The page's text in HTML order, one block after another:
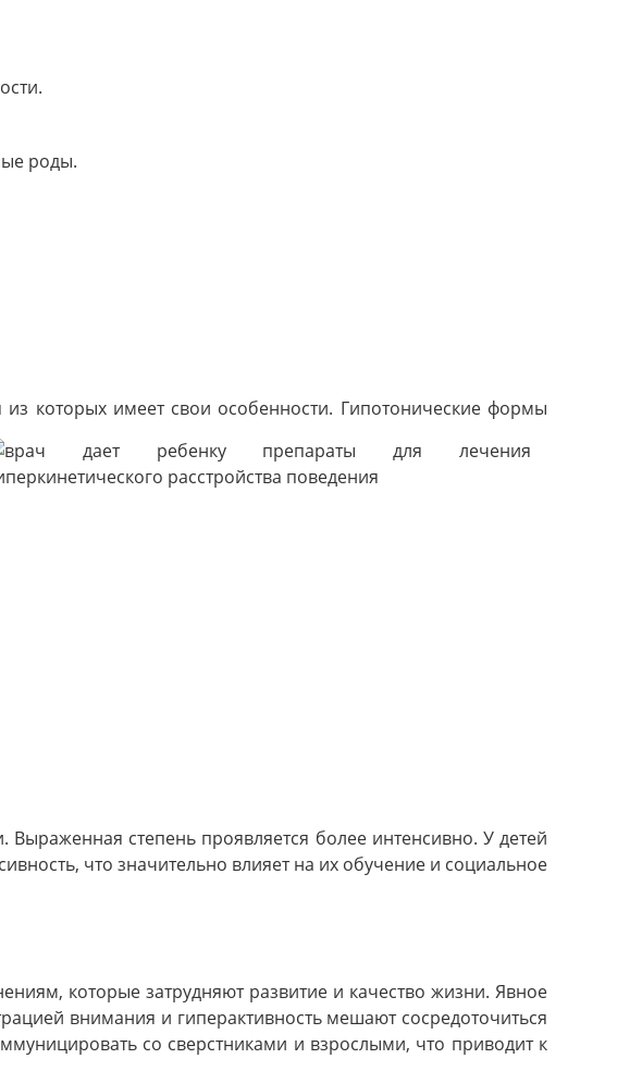
роды.
которых имеет свои особенности. Гипотонические формы
степень проявляется более интенсивно. У детей
что значительно влияет на их обучение и социальное
которые затрудняют развитие и качество жизни. Явное
внимания и гиперактивность мешают сосредоточиться
со сверстниками и взрослыми, что приводит к